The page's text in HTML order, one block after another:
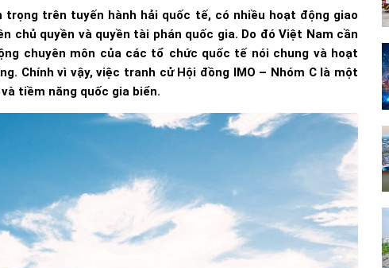
trên tuyến hành hải quốc tế, có nhiều hoạt động giao
chủ quyền và quyền tài phán quốc gia. Do đó Việt Nam cần
chuyên môn của các tổ chức quốc tế nói chung và hoạt
Chính vì vậy, việc tranh cử Hội đồng IMO – Nhóm C là một
tiềm năng quốc gia biển.